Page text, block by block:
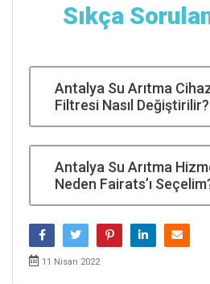
Sıkça
Antalya Su Arıtma
Filtresi Nasıl Değiştirilir?
Antalya Su Arıtma
Neden Fairats’ı
11 Nisan 2022